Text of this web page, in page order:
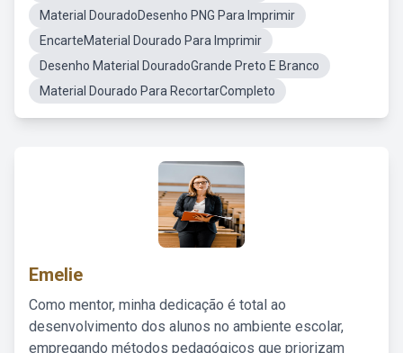
Material DouradoDesenho PNG Para Imprimir
EncarteMaterial Dourado Para Imprimir
Desenho Material DouradoGrande Preto E Branco
Material Dourado Para RecortarCompleto
Emelie
Como mentor, minha dedicação é total ao
desenvolvimento dos alunos no ambiente escolar,
empregando métodos pedagógicos que priorizam